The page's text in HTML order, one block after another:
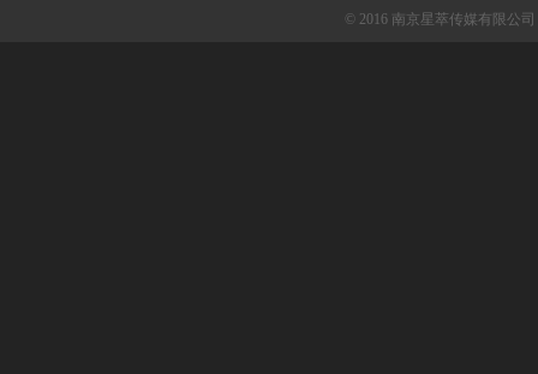
© 2016 南京星萃传媒有限公司